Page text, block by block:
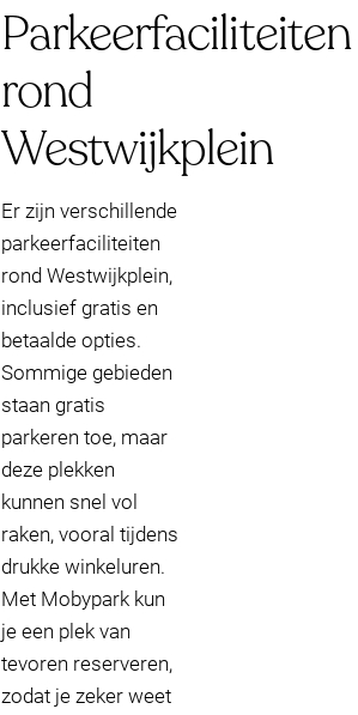
Parkeerfaciliteiten
rond
Westwijkplein
Er zijn verschillende
parkeerfaciliteiten
rond Westwijkplein,
inclusief gratis en
betaalde opties.
Sommige gebieden
staan gratis
parkeren toe, maar
deze plekken
kunnen snel vol
raken, vooral tijdens
drukke winkeluren.
Met Mobypark kun
je een plek van
tevoren reserveren,
zodat je zeker weet